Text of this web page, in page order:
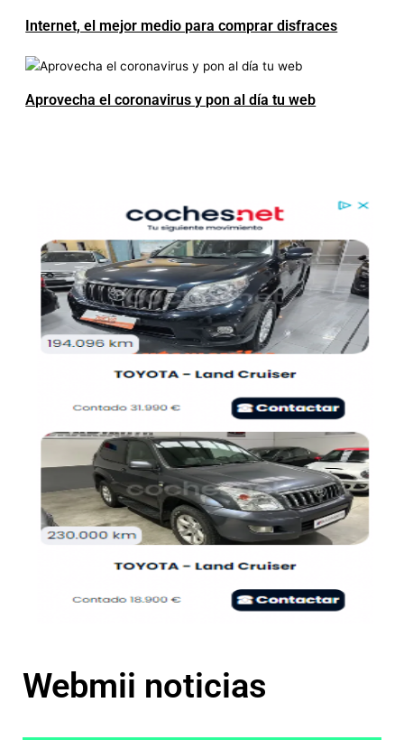
Internet, el mejor medio para comprar disfraces
Aprovecha el coronavirus y pon al día tu web
Webmii noticias